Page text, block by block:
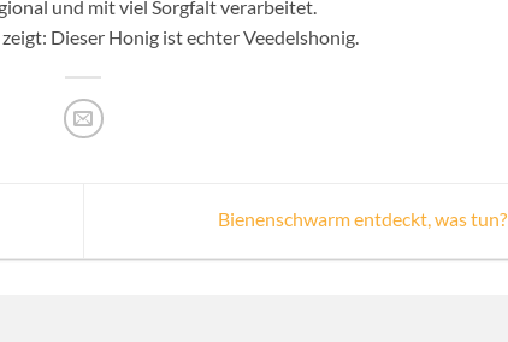
und mit viel Sorgfalt verarbeitet.
Dieser Honig ist echter Veedelshonig.
Bienenschwarm entdeckt, was tun?